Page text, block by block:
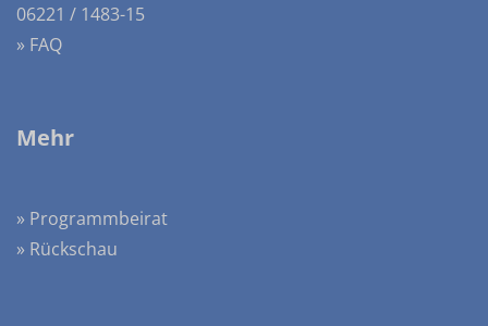
06221 / 1483-15
» FAQ
Mehr
» Programmbeirat
» Rückschau